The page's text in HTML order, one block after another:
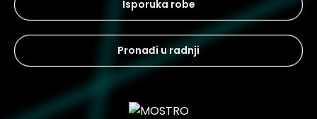
Isporuka robe
Pronađi u radnji